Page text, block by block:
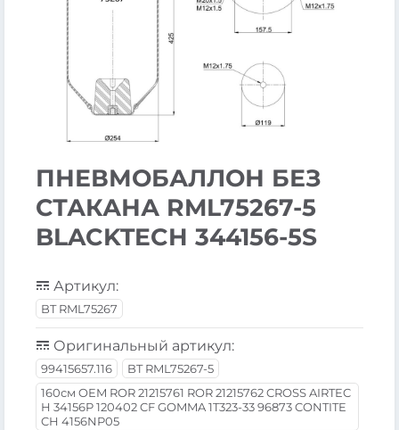
ПНЕВМОБАЛЛОН БЕЗ
СТАКАНА RML75267-5
BLACKTECH 344156-5S
Артикул:
BT RML75267
Оригинальный артикул:
99415657.116
BT RML75267-5
160см OEM ROR 21215761 ROR 21215762 CROSS AIRTEC
H 34156P 120402 CF GOMMA 1T323-33 96873 CONTITE
CH 4156NP05